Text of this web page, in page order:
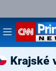
Krajské